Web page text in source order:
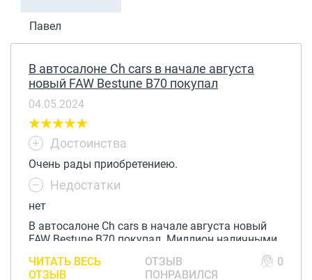
Павел
В автосалоне Ch cars в начале августа
новый FAW Bestune B70 покупал
04.05.2024
Достоинства
Очень рады приобретениею.
Недостатки
нет
В автосалоне Ch cars в начале августа новый
FAW Bestune B70 покупал. Миллион наличными
месте застраховал, кстати КАСКО у них не особо
ЧИТАТЬ ВЕСЬ
ОТЗЫВ
ОТЗЫВ
ПОНРАВИЛСЯ
0